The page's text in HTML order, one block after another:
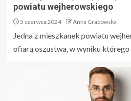
powiatu wejherowskiego
5 czerwca 2024 Anna Grabowska
Jedna z mieszkanek powiatu
ofiarą oszustwa, w wyniku którego